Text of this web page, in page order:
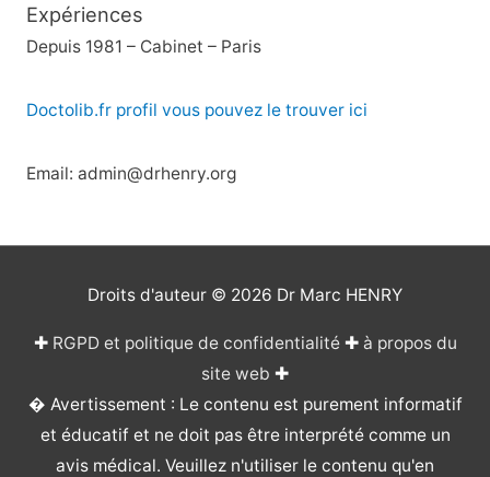
Expériences
Depuis 1981 – Cabinet – Paris
Doctolib.fr profil vous pouvez le trouver ici
Email: admin@drhenry.org
Droits d'auteur © 2026 Dr Marc HENRY
✚ RGPD et politique de confidentialité✚ à propos du
site web ✚
� Avertissement : Le contenu est purement informatif
et éducatif et ne doit pas être interprété comme un
avis médical. Veuillez n'utiliser le contenu qu'en